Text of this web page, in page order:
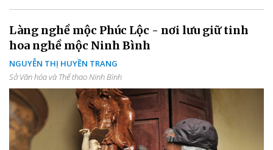
Làng nghề mộc Phúc Lộc - nơi lưu giữ tinh
hoa nghề mộc Ninh Bình
NGUYỄN THỊ HUYỀN TRANG
Sở Văn hóa và Thể thao Ninh Bình